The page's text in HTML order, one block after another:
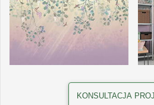
KONSULTACJA